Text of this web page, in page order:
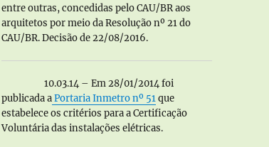
entre outras, concedidas pelo CAU/BR aos
arquitetos por meio da Resolução nº 21 do
CAU/BR. Decisão de 22/08/2016.
10.03.14 – Em 28/01/2014 foi
publicada aPortaria Inmetro nº 51que
estabelece os critérios para a Certificação
Voluntária das instalações elétricas.